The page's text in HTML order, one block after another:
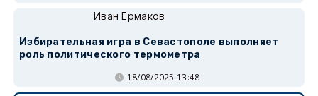
Иван Ермаков
Избирательная игра в Севастополе выполняет
роль политического термометра
18/08/2025 13:48